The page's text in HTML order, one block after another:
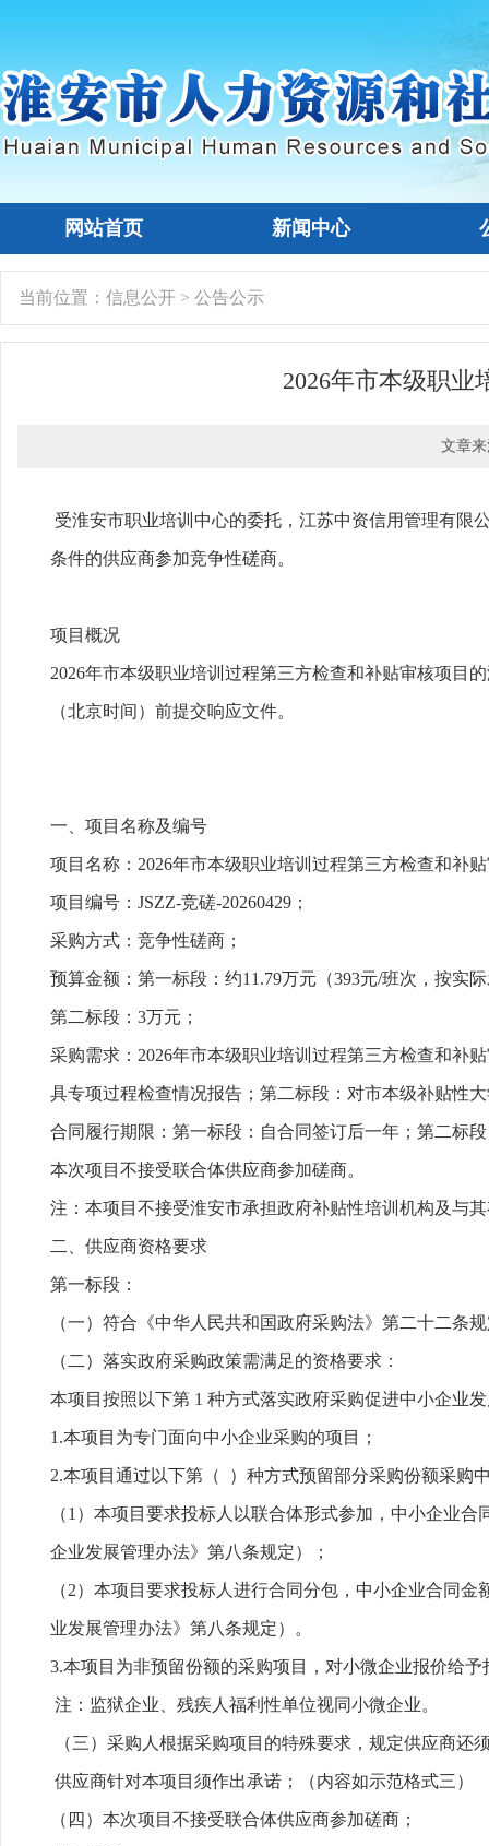
网站首页 新闻中心
当前位置： 信息公开 > 公告公示
2026年市本级职业
文章
受淮安市职业培训中心的委托，江苏中资信用管理有限
条件的供应商参加竞争性磋商。
项目概况
2026年市本级职业培训过程第三方检查和补贴审核项目
（北京时间）前提交响应文件。
一、项目名称及编号
项目名称：2026年市本级职业培训过程第三方检查和补
项目编号：JSZZ-竞磋-20260429；
采购方式：竞争性磋商；
预算金额：第一标段：约11.79万元（393元/班次，按实
第二标段：3万元；
采购需求：2026年市本级职业培训过程第三方检查和补
具专项过程检查情况报告；第二标段：对市本级补贴性
合同履行期限：第一标段：自合同签订后一年；第二标
本次项目不接受联合体供应商参加磋商。
注：本项目不接受淮安市承担政府补贴性培训机构及与
二、供应商资格要求
第一标段：
（一）符合《中华人民共和国政府采购法》第二十二条
（二）落实政府采购政策需满足的资格要求：
本项目按照以下第 1 种方式落实政府采购促进中小企业
1.本项目为专门面向中小企业采购的项目；
2.本项目通过以下第（ ）种方式预留部分采购份额采购
（1）本项目要求投标人以联合体形式参加，中小企业
企业发展管理办法》第八条规定）；
（2）本项目要求投标人进行合同分包，中小企业合同
业发展管理办法》第八条规定）。
3.本项目为非预留份额的采购项目，对小微企业报价给
注：监狱企业、残疾人福利性单位视同小微企业。
（三）采购人根据采购项目的特殊要求，规定供应商还
供应商针对本项目须作出承诺；（内容如示范格式三）
（四）本次项目不接受联合体供应商参加磋商；